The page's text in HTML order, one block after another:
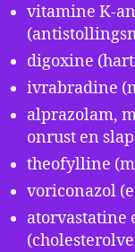
vitamine K-
digoxine
ivrabradine
alprazolam,
onrust en
theofylline
voriconazol
atorvastatine